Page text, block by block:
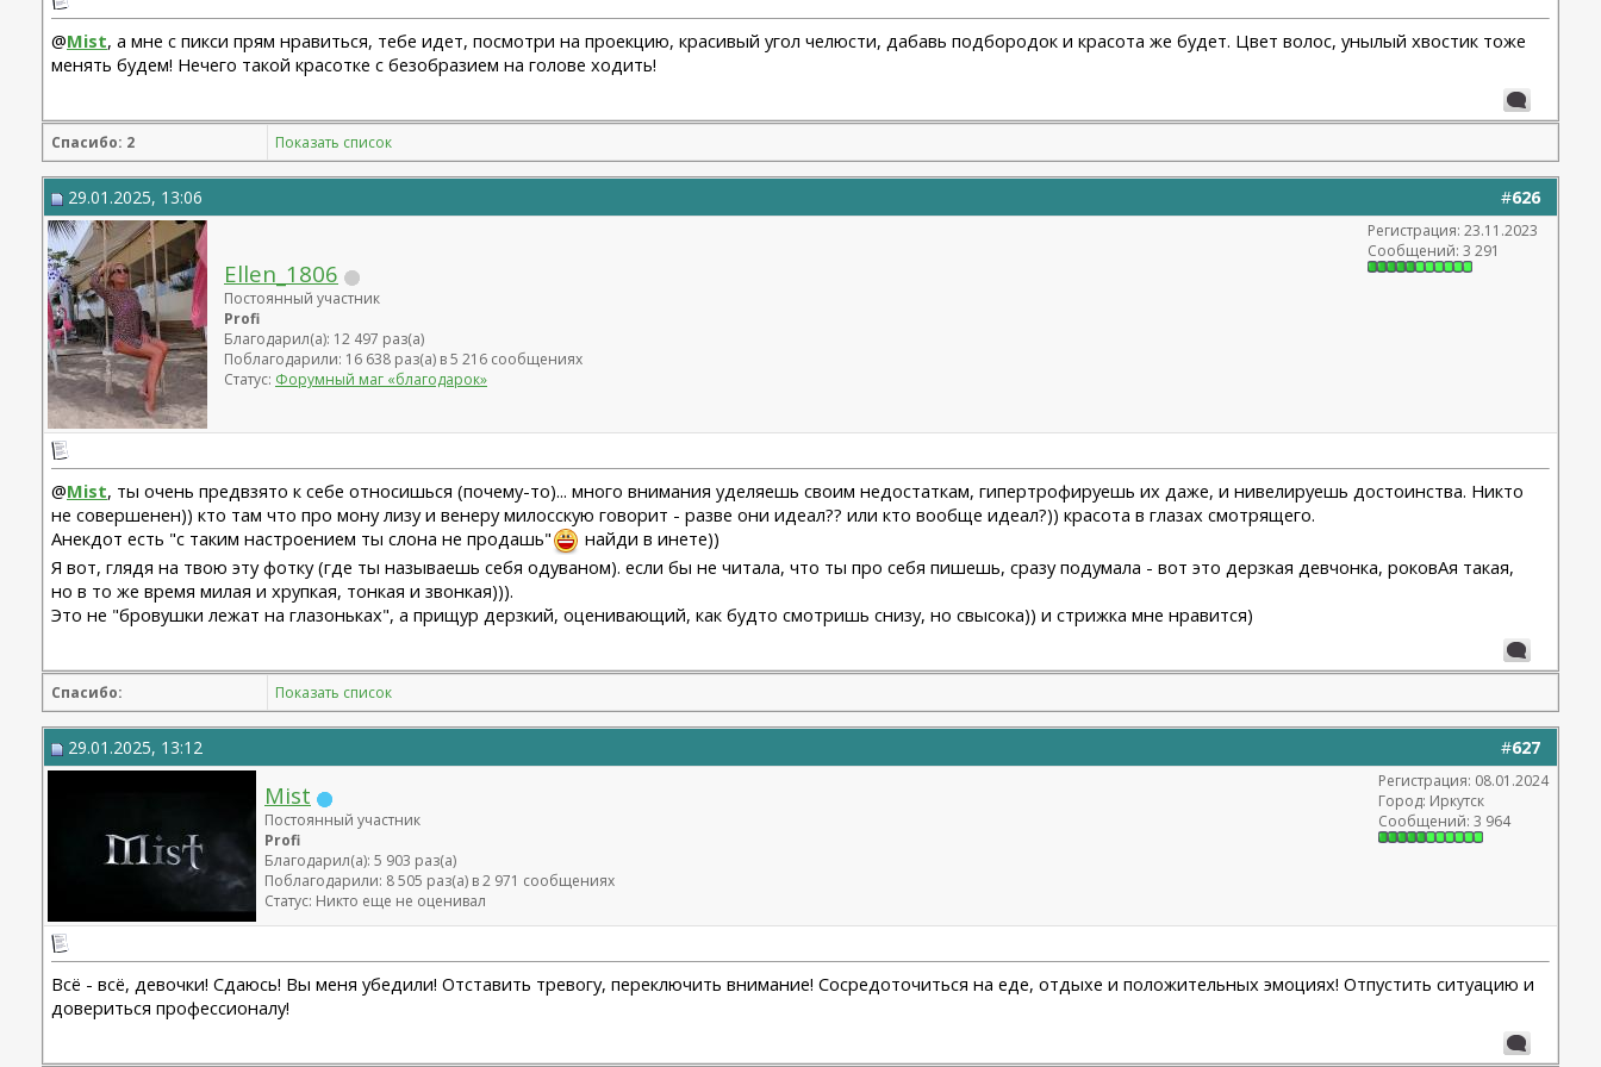
@Mist, а мне с пикси прям нравиться, тебе идет, посмотри на проекцию, красивый угол челюсти, дабавь подбородок и красота же будет. Цвет волос, унылый хвостик тоже
менять будем! Нечего такой красотке с безобразием на голове ходить!
Спасибо: 2 Показать список
#626
29.01.2025, 13:06
Ellen_1806
Постоянный участник
Profi
Благодарил(а): 12 497 раз(а)
Поблагодарили: 16 638 раз(а) в 5 216 сообщениях
Статус: Форумный маг «благодарок»
Регистрация: 23.11.2023
Сообщений: 3 291
@Mist, ты очень предвзято к себе относишься (почему-то)... много внимания уделяешь своим недостаткам, гипертрофируешь их даже, и нивелируешь достоинства. Никто
не совершенен)) кто там что про мону лизу и венеру милосскую говорит - разве они идеал?? или кто вообще идеал?)) красота в глазах смотрящего.
Анекдот есть "с таким настроением ты слона не продашь"
найди в инете))
Я вот, глядя на твою эту фотку (где ты называешь себя одуваном). если бы не читала, что ты про себя пишешь, сразу подумала - вот это дерзкая девчонка, роковАя такая,
но в то же время милая и хрупкая, тонкая и звонкая))).
Это не "бровушки лежат на глазоньках", а прищур дерзкий, оценивающий, как будто смотришь снизу, но свысока)) и стрижка мне нравится)
Спасибо: Показать список
#627
29.01.2025, 13:12
Mist
Постоянный участник
Profi
Благодарил(а): 5 903 раз(а)
Поблагодарили: 8 505 раз(а) в 2 971 сообщениях
Статус: Никто еще не оценивал
Регистрация: 08.01.2024
Город: Иркутск
Сообщений: 3 964
Всё - всё, девочки! Сдаюсь! Вы меня убедили! Отставить тревогу, переключить внимание! Сосредоточиться на еде, отдыхе и положительных эмоциях! Отпустить ситуацию и
довериться профессионалу!